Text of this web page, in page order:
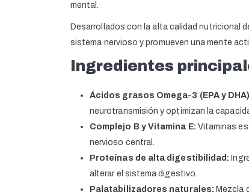
mental.
Desarrollados con la alta calidad nutricional
sistema nervioso y promueven una mente
Ingredientes
Ácidos grasos Omega-3 (EPA y
neurotransmisión y optimizan la
Complejo B y Vitamina E: Vitaminas
nervioso central.
Proteínas de alta digestibilidad:
alterar el sistema digestivo.
Palatabilizadores naturales: Mezcla